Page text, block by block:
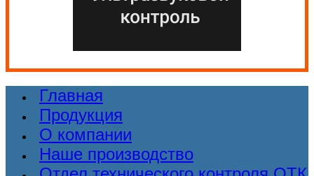
Главная
Продукция
О компании
Наше производство